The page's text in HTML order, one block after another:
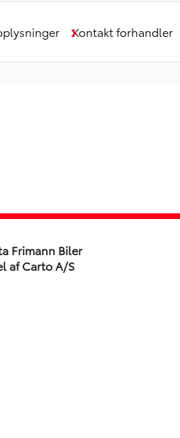
Kontakt forhandler
Frimann Biler
af Carto A/S